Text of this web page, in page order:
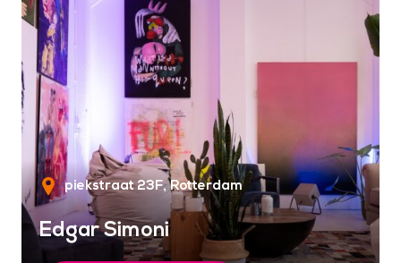
piekstraat 23F Rotterdam
Edgar Simoni